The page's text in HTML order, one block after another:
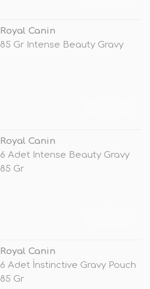
Royal Canin
85 Gr Intense Beauty Gravy
Royal Canin
6 Adet Intense Beauty Gravy
85 Gr
Royal Canin
6 Adet İnstinctive Gravy Pouch
85 Gr